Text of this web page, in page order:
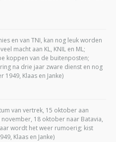
en van TNI, kan nog leuk worden
macht aan KL, KNIL en ML;
koppen van de buitenposten;
na drie jaar zware dienst en nog
Klaas en Janke)
van vertrek, 15 oktober aan
18 oktober naar Batavia,
wordt het weer rumoerig; kist
Klaas en Janke)